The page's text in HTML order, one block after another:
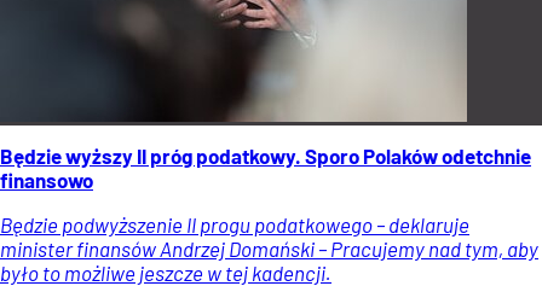
Będzie wyższy II próg podatkowy. Sporo Polaków odetchnie
finansowo
Będzie podwyższenie II progu podatkowego – deklaruje
minister finansów Andrzej Domański – Pracujemy nad tym, aby
było to możliwe jeszcze w tej kadencji.